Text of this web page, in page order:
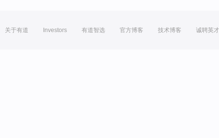
关于有道 Investors 有道智选 官方博客 技术博客 诚聘英才